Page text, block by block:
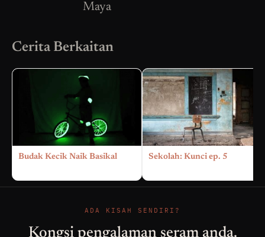
Maya
Cerita Berkaitan
Budak Kecik Naik Basikal Sekolah: Kunci ep. 5
ADA KISAH SENDIRI?
Kongsi pengalaman seram anda.